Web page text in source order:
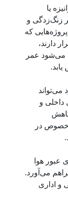
یا
زنگ‌زدگی و
که
دارند،
می‌شود عمر
می‌تواند
و
در
عبور هوا
می‌آورد.
و اداری